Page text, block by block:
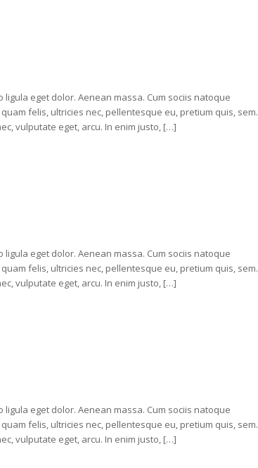
eget dolor. Aenean massa. Cum sociis natoque
felis, ultricies nec, pellentesque eu, pretium quis, sem.
vulputate eget, arcu. In enim justo, […]
eget dolor. Aenean massa. Cum sociis natoque
felis, ultricies nec, pellentesque eu, pretium quis, sem.
vulputate eget, arcu. In enim justo, […]
eget dolor. Aenean massa. Cum sociis natoque
felis, ultricies nec, pellentesque eu, pretium quis, sem.
vulputate eget, arcu. In enim justo, […]